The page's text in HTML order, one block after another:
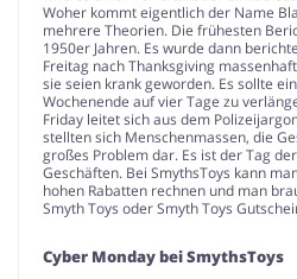
Woher kommt eigentlich der Name
mehrere Theorien. Die frühesten
1950er Jahren. Es wurde dann
Freitag nach Thanksgiving
sie seien krank geworden. Es sollte
Wochenende auf vier Tage zu
Friday leitet sich aus dem
stellten sich Menschenmassen, die
großes Problem dar. Es ist der Tag
Geschäften. Bei SmythsToys kann
hohen Rabatten rechnen und man
Smyth Toys oder Smyth Toys
Cyber Monday bei SmythsToys